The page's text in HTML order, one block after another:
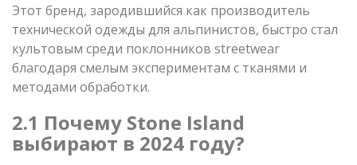
Этот бренд, зародившийся как производитель
технической одежды для альпинистов, быстро стал
культовым среди поклонников streetwear
благодаря смелым экспериментам с тканями и
методами обработки.
2.1 Почему Stone Island
выбирают в 2024 году?